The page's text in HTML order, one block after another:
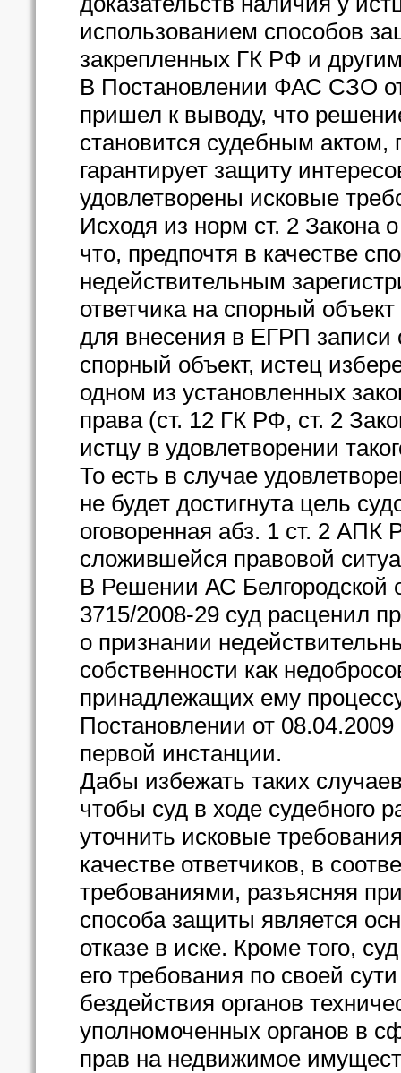
использованием способов
закрепленных ГК РФ и
В Постановлении ФАС СЗО
пришел к выводу, что
становится судебным
гарантирует защиту
удовлетворены исковые
Исходя из норм ст. 2 Закона
что, предпочтя в качестве
недействительным
ответчика на спорный
для внесения в ЕГРП записи
спорный объект, истец
одном из установленных
права (ст. 12 ГК РФ, ст. 2
истцу в удовлетворении
То есть в случае
не будет достигнута цель
оговоренная абз. 1 ст. 2 АПК
сложившейся правовой
В Решении АС Белгородской
3715/2008-29 суд расценил
о признании
собственности как
принадлежащих ему
Постановлении от
первой инстанции.
Дабы избежать таких
чтобы суд в ходе судебного
уточнить исковые
качестве ответчиков, в
требованиями, разъясняя
способа защиты является
отказе в иске. Кроме того,
его требования по своей
бездействия органов
уполномоченных органов в
прав на недвижимое